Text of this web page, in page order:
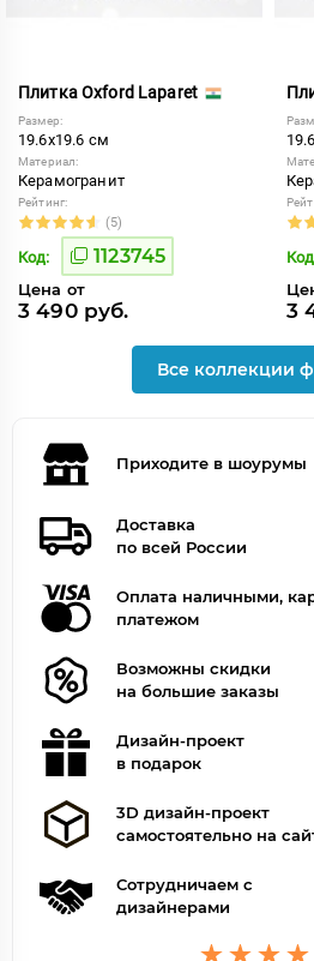
Плитка Oxford Laparet
Размер:
19.6x19.6 см
Материал:
Керамогранит
Рейтинг:
(5)
Код: 1123745
Цена от
3 490 руб. 3
Все коллекции
Приходите в шоурумы
Доставка
по всей России
Оплата наличными,
платежом
Возможны скидки
на большие заказы
Дизайн-проект
в подарок
3D дизайн-проект
самостоятельно на
Сотрудничаем с
дизайнерами